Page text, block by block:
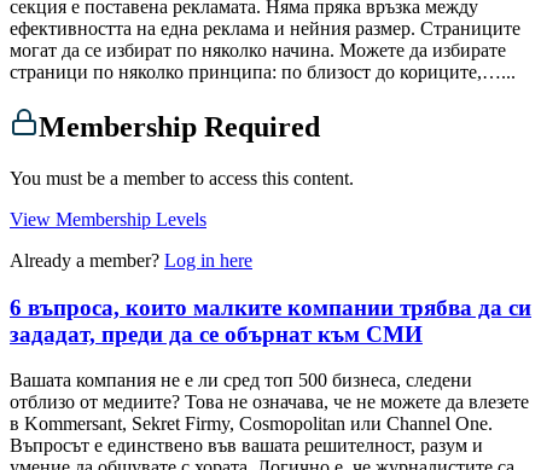
секция е поставена рекламата. Няма пряка връзка между
ефективността на една реклама и нейния размер. Страниците
могат да се избират по няколко начина. Можете да избирате
страници по няколко принципа: по близост до кориците,…...
Membership Required
You must be a member to access this content.
View Membership Levels
Already a member? Log in here
6 въпроса, които малките компании трябва да си
зададат, преди да се обърнат към СМИ
Вашата компания не е ли сред топ 500 бизнеса, следени
отблизо от медиите? Това не означава, че не можете да влезете
в Kommersant, Sekret Firmy, Cosmopolitan или Channel One.
Въпросът е единствено във вашата решителност, разум и